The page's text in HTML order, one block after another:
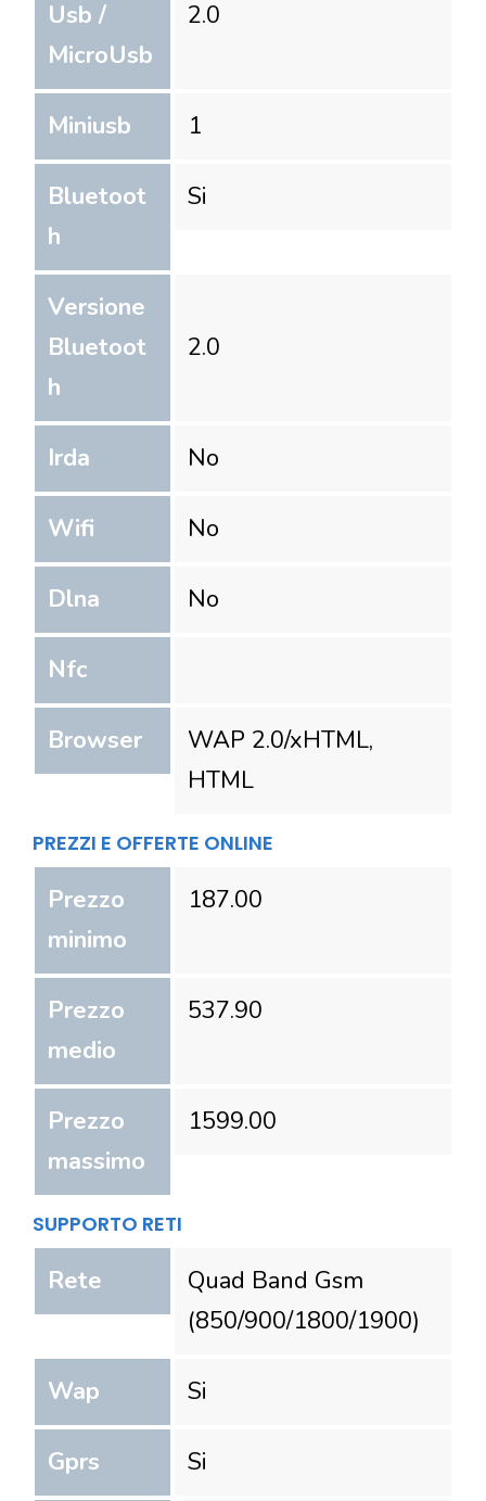
Usb /
MicroUsb
2.0
Miniusb 1
Bluetoot
h
Si
Versione
Bluetoot
h
2.0
Irda No
Wifi No
Dlna No
Nfc
Browser
WAP 2.0/xHTML,
HTML
PREZZI E OFFERTE ONLINE
Prezzo
minimo
187.00
Prezzo
medio
537.90
Prezzo
massimo
1599.00
SUPPORTO RETI
Rete
Quad Band Gsm
(850/900/1800/1900)
Wap Si
Gprs Si